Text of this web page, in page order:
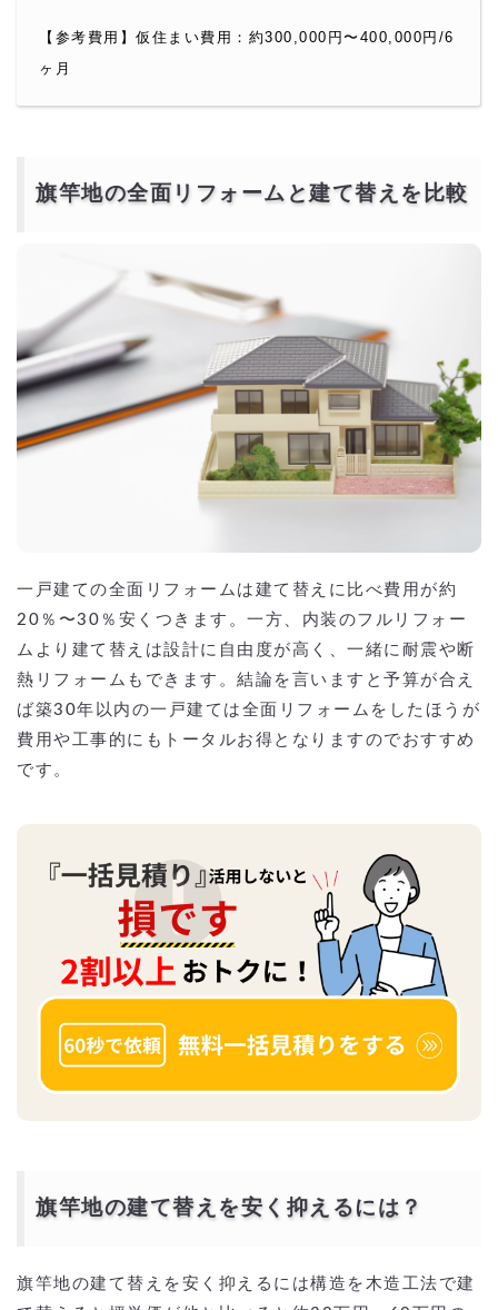
【参考費用】仮住まい費用：約300,000円〜400,000円/6
ヶ月
旗竿地の全面リフォームと建て替えを比較
一戸建ての全面リフォームは建て替えに比べ費用が約
20％〜30％安くつきます。一方、内装のフルリフォー
ムより建て替えは設計に自由度が高く、一緒に耐震や断
熱リフォームもできます。結論を言いますと予算が合え
ば築30年以内の一戸建ては全面リフォームをしたほうが
費用や工事的にもトータルお得となりますのでおすすめ
です。
旗竿地の建て替えを安く抑えるには？
旗竿地の建て替えを安く抑えるには構造を木造工法で建